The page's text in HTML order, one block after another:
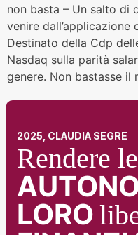
non basta – Un salto di
venire
Destinato della Cdp
Nasdaq sulla parità
genere. Non bastasse il
2025, CLAUDIA SEGRE
Rendere le
LORO